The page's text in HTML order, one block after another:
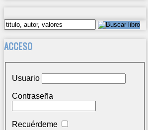
ACCESO
Usuario
Contraseña
Recuérdeme